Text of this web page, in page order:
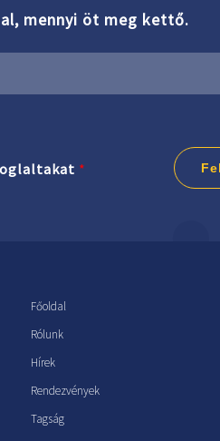
mennyi öt meg kettő.
*
Főoldal
Rólunk
Hírek
Rendezvények
Tagság